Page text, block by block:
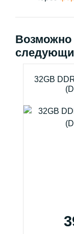
Возможно
32GB